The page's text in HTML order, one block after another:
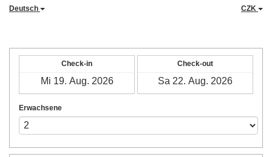
Deutsch CZK
Check-in Check-out
Erwachsene